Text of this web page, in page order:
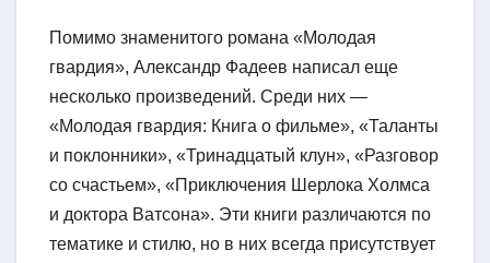
Помимо знаменитого романа «Молодая
гвардия», Александр Фадеев написал еще
несколько произведений. Среди них —
«Молодая гвардия: Книга о фильме», «Таланты
и поклонники», «Тринадцатый клун», «Разговор
со счастьем», «Приключения Шерлока Холмса
и доктора Ватсона». Эти книги различаются по
тематике и стилю, но в них всегда присутствует